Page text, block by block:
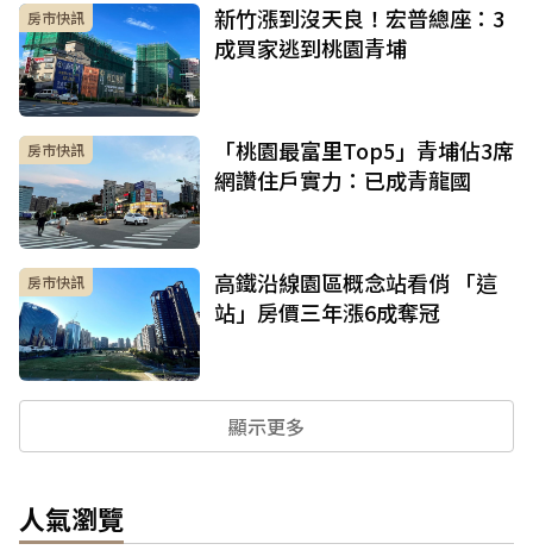
房市快訊
新竹漲到沒天良！宏普總座：3
成買家逃到桃園青埔
房市快訊
「桃園最富里Top5」青埔佔3席
網讚住戶實力：已成青龍國
房市快訊
高鐵沿線園區概念站看俏 「這
站」房價三年漲6成奪冠
顯示更多
人氣瀏覽